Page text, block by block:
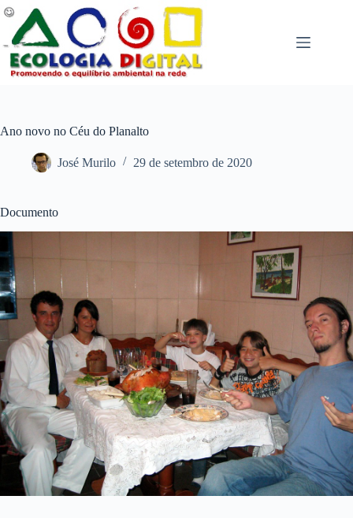
Pular
para
conteúdo
Ano novo no Céu do Planalto
José Murilo 29 de setembro de 2020
Documento